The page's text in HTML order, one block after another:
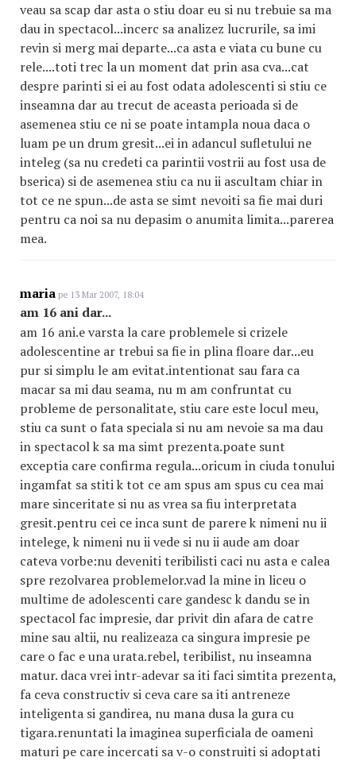
veau sa scap dar asta o stiu doar eu si nu trebuie sa ma
dau in spectacol...incerc sa analizez lucrurile, sa imi
revin si merg mai departe...ca asta e viata cu bune cu
rele....toti trec la un moment dat prin asa cva...cat
despre parinti si ei au fost odata adolescenti si stiu ce
inseamna dar au trecut de aceasta perioada si de
asemenea stiu ce ni se poate intampla noua daca o
luam pe un drum gresit...ei in adancul sufletului ne
inteleg (sa nu credeti ca parintii vostrii au fost usa de
bserica) si de asemenea stiu ca nu ii ascultam chiar in
tot ce ne spun...de asta se simt nevoiti sa fie mai duri
pentru ca noi sa nu depasim o anumita limita...parerea
mea.
maria pe 13 Mar 2007, 18:04
am 16 ani dar...
am 16 ani.e varsta la care problemele si crizele
adolescentine ar trebui sa fie in plina floare dar...eu
pur si simplu le am evitat.intentionat sau fara ca
macar sa mi dau seama, nu m am confruntat cu
probleme de personalitate, stiu care este locul meu,
stiu ca sunt o fata speciala si nu am nevoie sa ma dau
in spectacol k sa ma simt prezenta.poate sunt
exceptia care confirma regula...oricum in ciuda tonului
ingamfat sa stiti k tot ce am spus am spus cu cea mai
mare sinceritate si nu as vrea sa fiu interpretata
gresit.pentru cei ce inca sunt de parere k nimeni nu ii
intelege, k nimeni nu ii vede si nu ii aude am doar
cateva vorbe:nu deveniti teribilisti caci nu asta e calea
spre rezolvarea problemelor.vad la mine in liceu o
multime de adolescenti care gandesc k dandu se in
spectacol fac impresie, dar privit din afara de catre
mine sau altii, nu realizeaza ca singura impresie pe
care o fac e una urata.rebel, teribilist, nu inseamna
matur. daca vrei intr-adevar sa iti faci simtita prezenta,
fa ceva constructiv si ceva care sa iti antreneze
inteligenta si gandirea, nu mana dusa la gura cu
tigara.renuntati la imaginea superficiala de oameni
maturi pe care incercati sa v-o construiti si adoptati